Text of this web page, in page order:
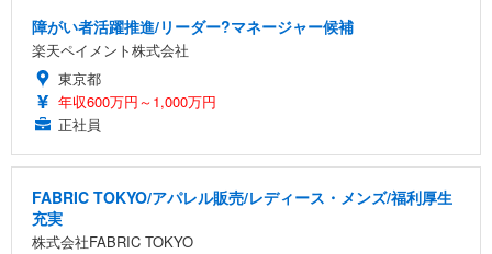
障がい者活躍推進/リーダー?マネージャー候補
楽天ペイメント株式会社
東京都
年収600万円～1,000万円
正社員
FABRIC TOKYO/アパレル販売/レディース・メンズ/福利厚生
充実
株式会社FABRIC TOKYO